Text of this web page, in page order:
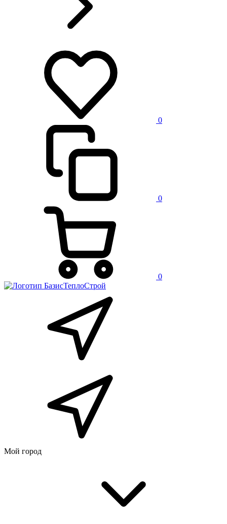
0
0
0
Мой город